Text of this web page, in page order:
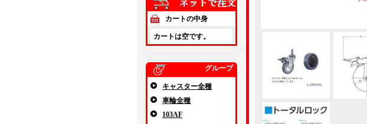
カートの中身
カートは空です。
グループ
キャスター全種
車輪全種
103AF